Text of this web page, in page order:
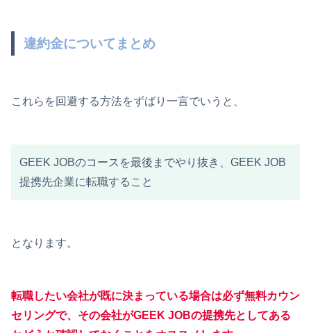
違約金についてまとめ
これらを回避する方法をずばり一言でいうと、
GEEK JOBのコースを最後までやり抜き、GEEK JOB
提携先企業に転職すること
となります。
転職したい会社が既に決まっている場合は必ず無料カウン
セリングで、その会社がGEEK JOBの提携先としてある